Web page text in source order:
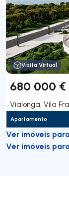
Visita Virtual
680 000 €
Vialonga, Vila
Apartamento
Ver imóveis
Ver imóveis